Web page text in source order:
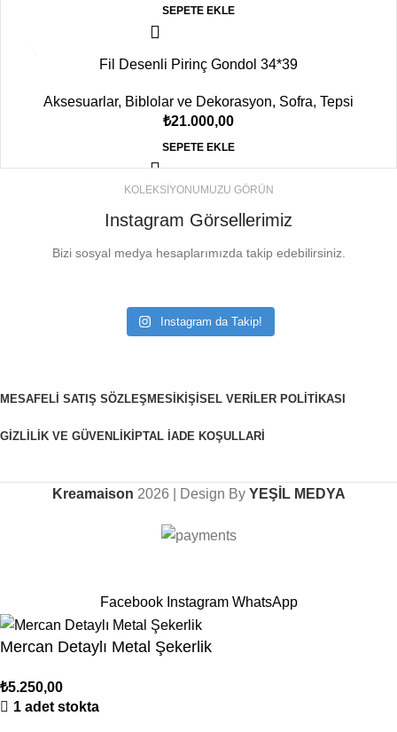
SEPETE EKLE
Fil Desenli Pirinç Gondol 34*39
Aksesuarlar, Biblolar ve Dekorasyon, Sofra, Tepsi
₺21.000,00
SEPETE EKLE
KOLEKSİYONUMUZU GÖRÜN
Instagram Görsellerimiz
Bizi sosyal medya hesaplarımızda takip edebilirsiniz.
Instagram da Takip!
MESAFELI SATIŞ SÖZLEŞMESI KIŞISEL VERILER POLITIKASI
GIZLILIK VE GÜVENLIK İPTAL İADE KOŞULLARI
Kreamaison 2026 | Design By YEŞİL MEDYA
Facebook Instagram WhatsApp
Mercan Detaylı Metal Şekerlik
₺5.250,00
1 adet stokta